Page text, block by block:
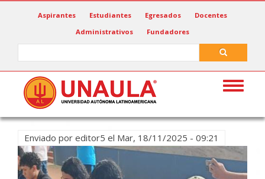
Aspirantes Estudiantes Egresados
Docentes
Administrativos
Fundadores
Toggle
Enviado por editor5 el Mar, 18/11/2025 - 09:21